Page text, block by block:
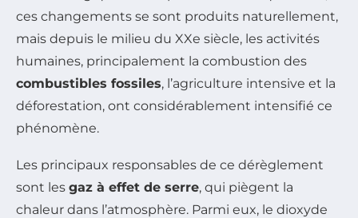
ces changements se sont produits naturellement,
mais depuis le milieu du XXe siècle, les activités
humaines, principalement la combustion des
combustibles fossiles, l’agriculture intensive et la
déforestation, ont considérablement intensifié ce
phénomène.
Les principaux responsables de ce dérèglement
sont les gaz à effet de serre, qui piègent la
chaleur dans l’atmosphère. Parmi eux, le dioxyde